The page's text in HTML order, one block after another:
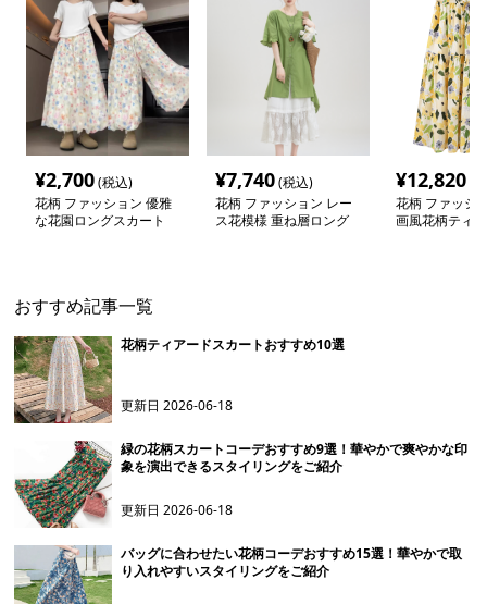
¥2,700(税込)
花柄 ファッション 優雅
な花園ロングスカート
¥7,740(税込)
花柄 ファッション レー
ス花模様 重ね層ロング
¥12,820
花柄 ファッシ
画風花柄ティ
おすすめ記事一覧
花柄ティアードスカートおすすめ10選
更新日2026-06-18
緑の花柄スカートコーデおすすめ9選！華やかで爽やかな印
象を演出できるスタイリングをご紹介
更新日2026-06-18
バッグに合わせたい花柄コーデおすすめ15選！華やかで取
り入れやすいスタイリングをご紹介